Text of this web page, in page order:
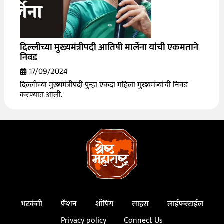
दिल्लीच्या मुख्यमंत्रीपदी आतिषी मार्लेना यांची एकमताने
निवड
17/09/2024
दिल्लीच्या मुख्यमंत्रीपदी पुन्हा एकदा महिला मुख्यमंत्र्यांची निवड
करण्यात आली.
भटकंती फॅशन शॉपिंग साहस
लाईफस्टाईल
Privacy policy
Connect Us